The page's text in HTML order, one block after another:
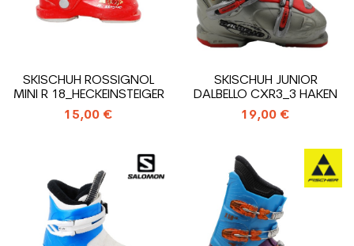
SKISCHUH ROSSIGNOL
MINI R 18_HECKEINSTEIGER
15,00 €
SKISCHUH JUNIOR
DALBELLO CXR3_3 HAKEN
19,00 €